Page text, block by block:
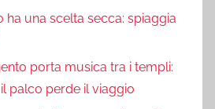
ha una scelta secca: spiaggia
porta musica tra i templi:
palco perde il viaggio